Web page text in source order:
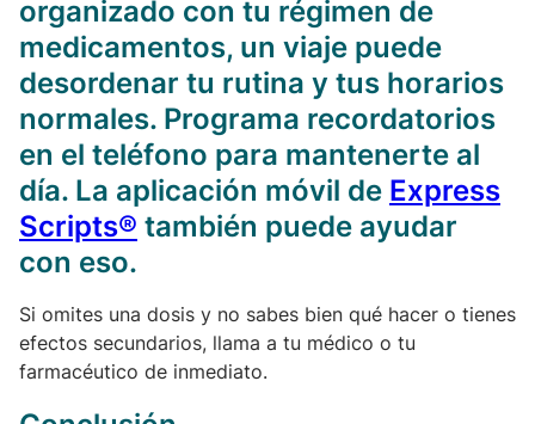
organizado con tu régimen de
medicamentos, un viaje puede
desordenar tu rutina y tus horarios
normales. Programa recordatorios
en el teléfono para mantenerte al
día. La aplicación móvil de Express
Scripts® también puede ayudar
con eso.
Si omites una dosis y no sabes bien qué hacer o tienes
efectos secundarios, llama a tu médico o tu
farmacéutico de inmediato.